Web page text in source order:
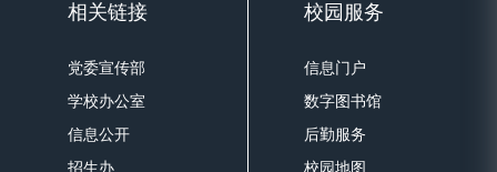
相关链接
党委宣传部
学校办公室
信息公开
招生办
校园服务
信息门户
数字图书馆
后勤服务
校园地图